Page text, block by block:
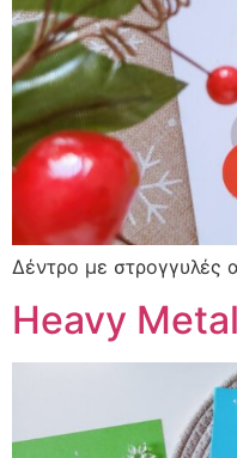
Δέντρο με στρογγυλές
Heavy